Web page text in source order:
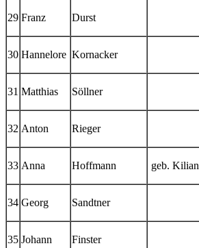
29 Franz Durst
30 Hannelore Kornacker
31 Matthias Söllner
32 Anton Rieger
33 Anna Hoffmann geb. Kilian
34 Georg Sandtner
35 Johann Finster